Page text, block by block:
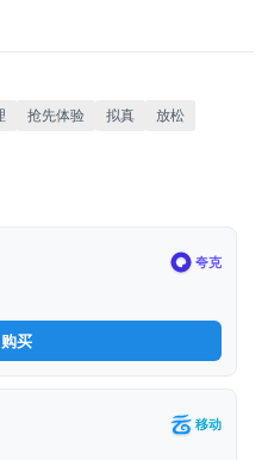
抢先体验 拟真 放松
夸克
买
移动